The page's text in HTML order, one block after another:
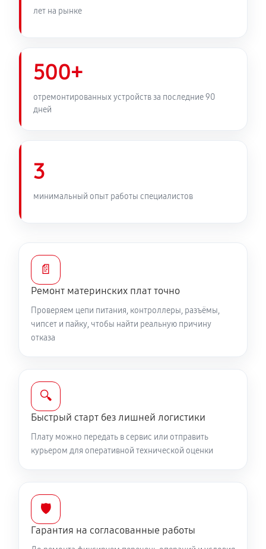
лет на рынке
500+
отремонтированных устройств за последние 90
дней
3
минимальный опыт работы специалистов
📄
Ремонт материнских плат точно
Проверяем цепи питания, контроллеры, разъёмы,
чипсет и пайку, чтобы найти реальную причину
отказа
🔍
Быстрый старт без лишней логистики
Плату можно передать в сервис или отправить
курьером для оперативной технической оценки
🛡️
Гарантия на согласованные работы